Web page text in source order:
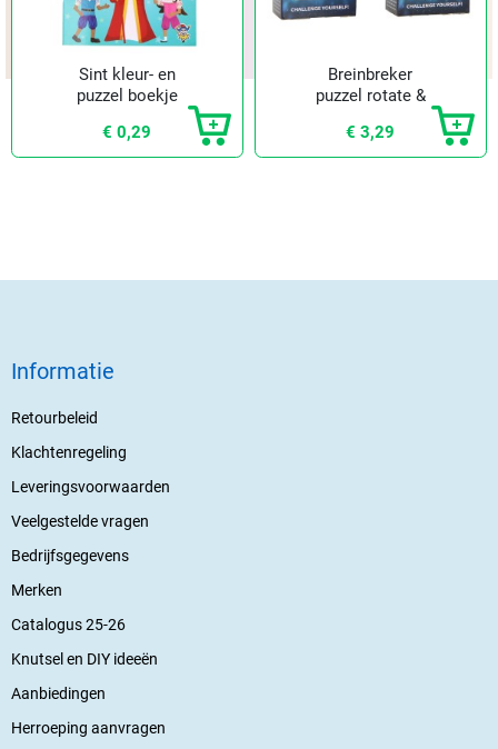
Sint kleur- en
puzzel boekje
€ 0,29
Breinbreker
puzzel rotate &
€ 3,29
Informatie
Retourbeleid
Klachtenregeling
Leveringsvoorwaarden
Veelgestelde vragen
Bedrijfsgegevens
Merken
Catalogus 25-26
Knutsel en DIY ideeën
Aanbiedingen
Herroeping aanvragen